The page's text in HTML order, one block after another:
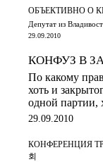
ОБЪЕКТИВНО О
Депутат из
29.09.2010
КОНФУЗ В
По какому
хоть и
одной партии,
29.09.2010
КОНФЕРЕНЦИЯ
회